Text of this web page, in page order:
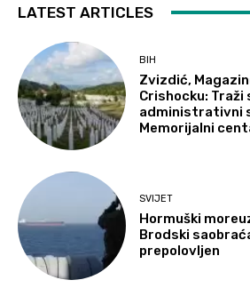
LATEST ARTICLES
BIH
Zvizdić,
Crishocku: Traži
administrativni
Memorijalni
SVIJET
Hormuški
Brodski
prepolovljen